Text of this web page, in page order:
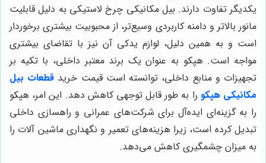
یکدیگر تفاوت دارند. بیل مکانیکی چرخ لاستیکی به دلیل قابلیت
مانور بالاتر و دامنه کاربردی وسیع‌تر، از محبوبیت بیشتری برخوردار
است و به همین دلیل، لوازم یدکی آن نیز با تقاضای بیشتری
مواجه است. هپکو به عنوان یک برند معتبر داخلی، با تکیه بر
تجهیزات و منابع داخلی، توانسته است قیمت خرید قطعات بیل
مکانیکی هپکو را به طور قابل توجهی کاهش دهد. این امر، هپکو
را به گزینه‌ای ایده‌آل برای شرکت‌های عمرانی و راهسازی داخلی
تبدیل کرده است، زیرا هزینه‌های تعمیر و نگهداری ماشین آلات را
به میزان چشمگیری کاهش می‌دهد.